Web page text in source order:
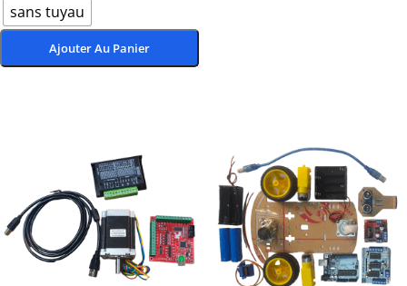
sans tuyau
Ajouter Au Panier